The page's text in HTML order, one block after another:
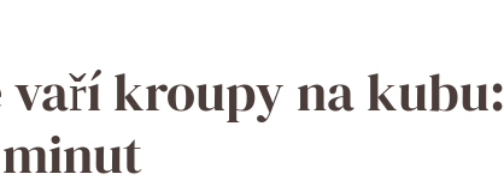
vaří kroupy na kubu: